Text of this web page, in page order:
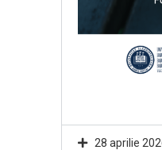
28 aprilie